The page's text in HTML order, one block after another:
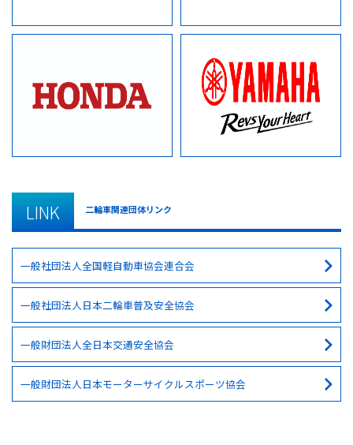
LINK 二輪車関連団体リンク
一般社団法人全国軽自動車協会連合会
一般社団法人日本二輪車普及安全協会
一般財団法人全日本交通安全協会
一般財団法人日本モーターサイクルスポーツ協会